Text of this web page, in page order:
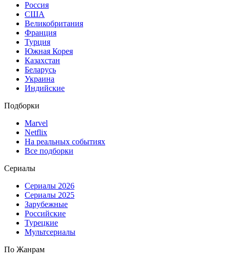
Россия
США
Великобритания
Франция
Турция
Южная Корея
Казахстан
Беларусь
Украина
Индийские
Подборки
Marvel
Netflix
На реальных событиях
Все подборки
Сериалы
Сериалы 2026
Сериалы 2025
Зарубежные
Российские
Турецкие
Мультсериалы
По Жанрам